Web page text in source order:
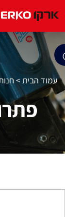
עמוד הבית >